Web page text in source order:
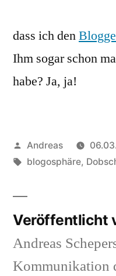
dass ich den
Ihm sogar schon
habe? Ja, ja!
Veröffentlicht
von
Andreas
Schlagwörter:
blogosphäre,
Veröffentlicht
Andreas
Kommunikation